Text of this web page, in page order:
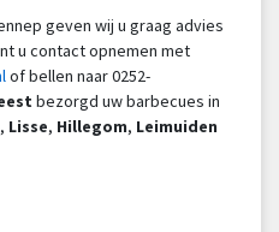
geven wij u graag advies
u contact opnemen met
of bellen naar 0252-
bezorgd uw barbecues in
, Lisse, Hillegom, Leimuiden